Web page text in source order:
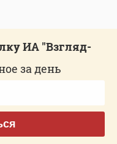
ИА "Взгляд-
за день